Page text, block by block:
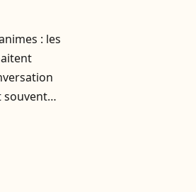
le
: les
souvent